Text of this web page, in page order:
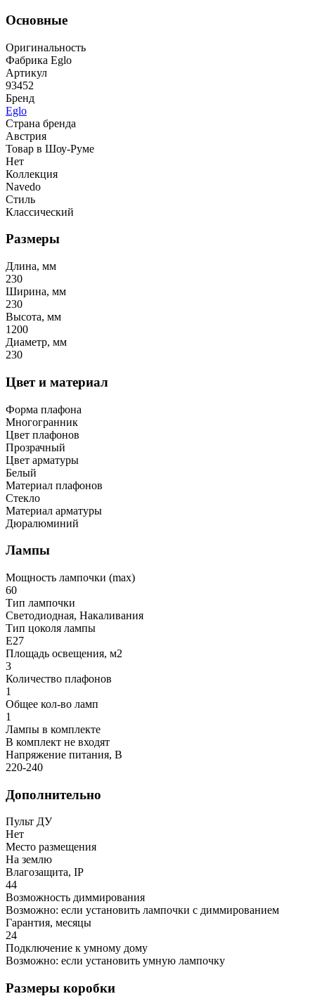
Основные
Оригинальность
Фабрика Eglo
Артикул
93452
Бренд
Eglo
Страна бренда
Австрия
Товар в Шоу-Руме
Нет
Коллекция
Navedo
Стиль
Классический
Размеры
Длина, мм
230
Ширина, мм
230
Высота, мм
1200
Диаметр, мм
230
Цвет и материал
Форма плафона
Многогранник
Цвет плафонов
Прозрачный
Цвет арматуры
Белый
Материал плафонов
Стекло
Материал арматуры
Дюралюминий
Лампы
Мощность лампочки (max)
60
Тип лампочки
Светодиодная, Накаливания
Тип цоколя лампы
E27
Площадь освещения, м2
3
Количество плафонов
1
Общее кол-во ламп
1
Лампы в комплекте
В комплект не входят
Напряжение питания, В
220-240
Дополнительно
Пульт ДУ
Нет
Место размещения
На землю
Влагозащита, IP
44
Возможность диммирования
Возможно: если установить лампочки с диммированием
Гарантия, месяцы
24
Подключение к умному дому
Возможно: если установить умную лампочку
Размеры коробки